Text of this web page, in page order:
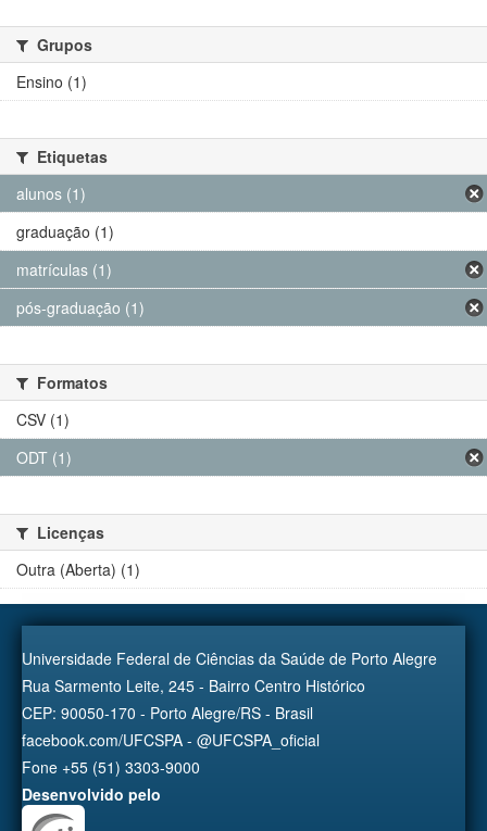
Grupos
Ensino (1)
Etiquetas
alunos (1)
graduação (1)
matrículas (1)
pós-graduação (1)
Formatos
CSV (1)
ODT (1)
Licenças
Outra (Aberta) (1)
Universidade Federal de Ciências da Saúde de Porto Alegre
Rua Sarmento Leite, 245 - Bairro Centro Histórico
CEP: 90050-170 - Porto Alegre/RS - Brasil
facebook.com/UFCSPA - @UFCSPA_oficial
Fone +55 (51) 3303-9000
Desenvolvido pelo